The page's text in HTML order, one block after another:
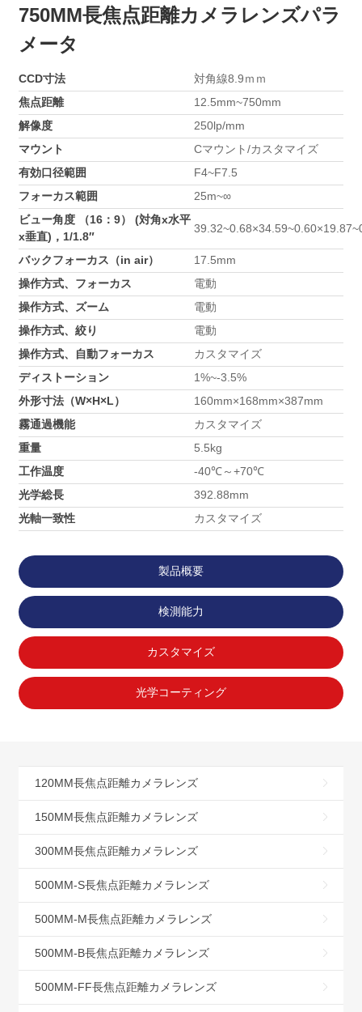
750MM長焦点距離カメラレンズパラ
メータ
CCD寸法
対角線8.9ｍｍ
焦点距離
12.5mm~750mm
解像度
250lp/mm
マウント
Cマウント/カスタマイズ
有効口径範囲
F4~F7.5
フォーカス範囲
25m~∞
ビュー角度 （16：9） (対角x水平
x垂直)，1/1.8″
バックフォーカス（in air）
17.5mm
操作方式、フォーカス
電動
操作方式、ズーム
電動
操作方式、絞り
電動
操作方式、自動フォーカス
カスタマイズ
ディストーション
1%~-3.5%
外形寸法（W×H×L）
160mm×168mm×387mm
霧通過機能
カスタマイズ
重量
5.5kg
工作温度
-40℃～+70℃
光学総長
392.88mm
光軸一致性
カスタマイズ
製品概要
検測能力
カスタマイズ
光学コーティング
120MM長焦点距離カメラレンズ
150MM長焦点距離カメラレンズ
300MM長焦点距離カメラレンズ
500MM-S長焦点距離カメラレンズ
500MM-M長焦点距離カメラレンズ
500MM-B長焦点距離カメラレンズ
500MM-FF長焦点距離カメラレンズ